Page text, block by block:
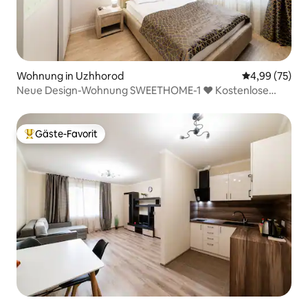
Wohnung in Uzhhorod
4,99 (75)
Neue Design-Wohnung SWEETHOME-1 ❤ Kostenlose
Beliebter Gäste-Favorit.
Gäste-Favorit